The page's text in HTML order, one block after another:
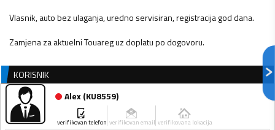
Vlasnik, auto bez ulaganja, uredno servisiran, registracija god dana.
Zamjena za aktuelni Touareg uz doplatu po dogovoru.
KORISNIK
Alex(KU8559)
verifikovan telefon verifikovan email verifikovana lokacija